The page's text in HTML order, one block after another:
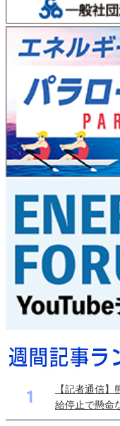
1
【記者通信
給停止で懸命